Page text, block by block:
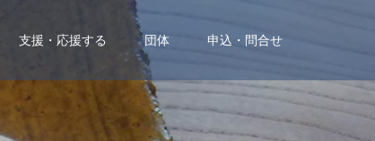
支援・応援する 団体 申込・問合せ